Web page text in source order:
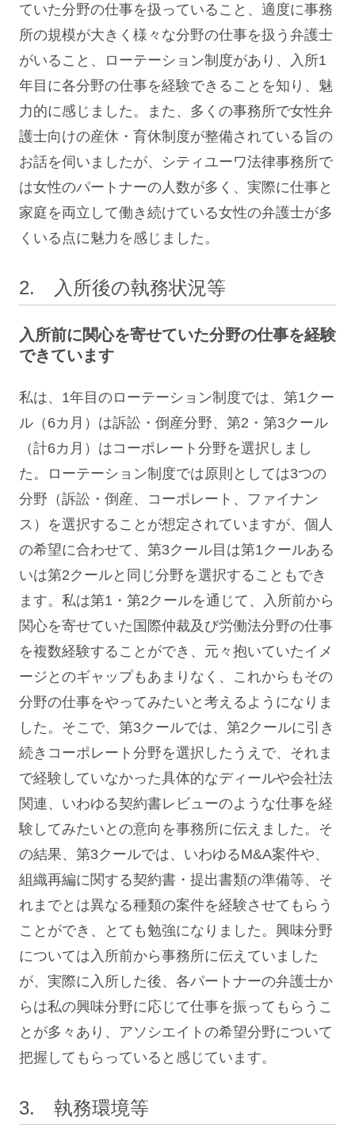
ていた分野の仕事を扱っていること、適度に事務
所の規模が大きく様々な分野の仕事を扱う弁護士
がいること、
ローテーション制度があり、入所1
年目に各分野の仕事を経験できることを知り、魅
力的に感じました。また、多くの事務所で女性弁
護士向けの産休・育休制度が整備されている旨の
お話を伺いましたが、シティユーワ法律事務所で
は女性のパートナーの人数が多く、実際に仕事と
家庭を両立して働き続けている女性の弁護士が多
くいる点に魅力を感じました。
2. 入所後の執務状況等
入所前に関心を寄せていた分野の仕事を経験
できています
私は、1年目のローテーション制度では、第1クー
ル（6カ月）は訴訟・倒産分野、第2・第3クール
（計6カ月）はコーポレート分野を選択しまし
た。
ローテーション制度では原則としては3つの
分野（訴訟・倒産、コーポレート、ファイナン
ス）を選択することが想定されていますが、個人
の希望に合わせて、第3クール目は第1クールある
いは第2クールと同じ分野を選択することもでき
ます。私は第1・第2クールを通じて、入所前から
関心を寄せていた国際仲裁及び労働法分野の仕事
を複数経験することができ、元々抱いていたイメ
ージとのギャップもあまりなく、これからもその
分野の仕事をやってみたいと考えるようになりま
した。そこで、第3クールでは、第2クールに引き
続きコーポレート分野を選択したうえで、それま
で経験していなかった具体的なディールや会社法
関連、いわゆる契約書レビューのような仕事を経
験してみたいとの意向を事務所に伝えました。そ
の結果、第3クールでは、いわゆるM&A案件や、
組織再編に関する契約書・提出書類の準備等、そ
れまでとは異なる種類の案件を経験させてもらう
ことができ、とても勉強になりました。興味分野
については入所前から事務所に伝えていました
が、実際に入所した後、各パートナーの弁護士か
らは私の興味分野に応じて仕事を振ってもらうこ
とが多々あり、アソシエイトの希望分野について
把握してもらっていると感じています。
3. 執務環境等